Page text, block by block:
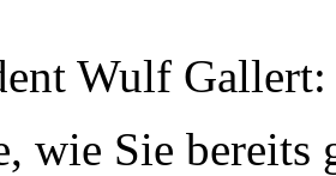
Wulf
wie Sie bereits